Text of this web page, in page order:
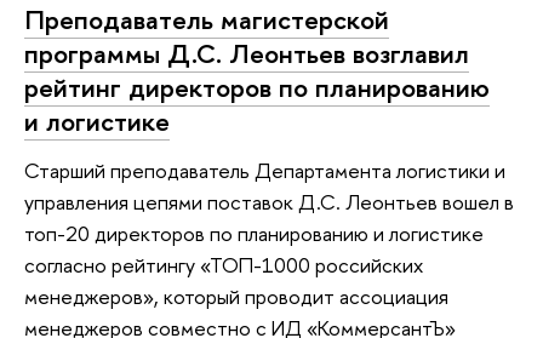
Преподаватель магистерской
программы Д.С. Леонтьев возглавил
рейтинг директоров по планированию
и логистике
Старший преподаватель Департамента логистики и
управления цепями поставок Д.С. Леонтьев вошел в
топ-20 директоров по планированию и логистике
согласно рейтингу «ТОП-1000 российских
менеджеров», который проводит ассоциация
менеджеров совместно с ИД «КоммерсантЪ»